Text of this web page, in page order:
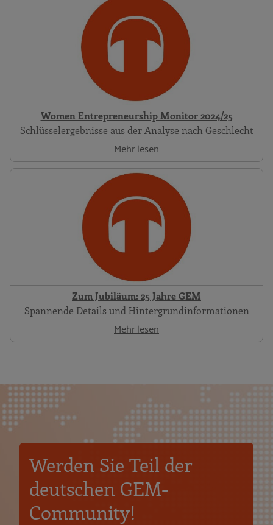
Women Entrepreneurship Monitor 2024/25
Schlüsselergebnisse aus der Analyse nach Geschlecht
Mehr lesen
Zum Jubiläum: 25 Jahre GEM
Spannende Details und Hintergrundinformationen
Mehr lesen
Werden Sie Teil der
deutschen GEM-
Community!